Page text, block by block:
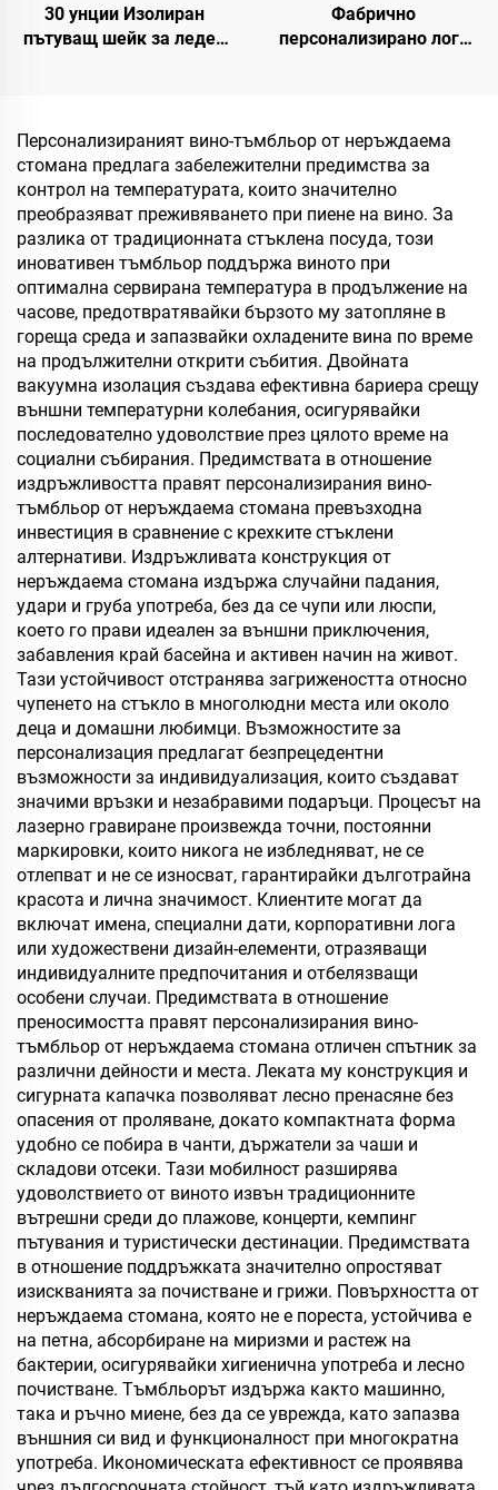
30 унции Изолиран
пътуващ шейк за леден
стоманена бутилка за
вода, тъмблър с дръжка
и слама
Фабрично
персонализирано лого
капак 20oz неръждаема
стомана термоси чаша
Персонализираният вино-тъмбльор от неръждаема
стомана предлага забележителни предимства за
контрол на температурата, които значително
преобразяват преживяването при пиене на вино. За
разлика от традиционната стъклена посуда, този
иновативен тъмбльор поддържа виното при
оптимална сервирана температура в продължение на
часове, предотвратявайки бързото му затопляне в
гореща среда и запазвайки охладените вина по време
на продължителни открити събития. Двойната
вакуумна изолация създава ефективна бариера срещу
външни температурни колебания, осигурявайки
последователно удоволствие през цялото време на
социални събирания. Предимствата в отношение
издръжливостта правят персонализирания вино-
тъмбльор от неръждаема стомана превъзходна
инвестиция в сравнение с крехките стъклени
алтернативи. Издръжливата конструкция от
неръждаема стомана издържа случайни падания,
удари и груба употреба, без да се чупи или люспи,
което го прави идеален за външни приключения,
забавления край басейна и активен начин на живот.
Тази устойчивост отстранява загрижеността относно
чупенето на стъкло в многолюдни места или около
деца и домашни любимци. Възможностите за
персонализация предлагат безпрецедентни
възможности за индивидуализация, които създават
значими връзки и незабравими подаръци. Процесът на
лазерно гравиране произвежда точни, постоянни
маркировки, които никога не избледняват, не се
отлепват и не се износват, гарантирайки дълготрайна
красота и лична значимост. Клиентите могат да
включат имена, специални дати, корпоративни лога
или художествени дизайн-елементи, отразяващи
индивидуалните предпочитания и отбелязващи
особени случаи. Предимствата в отношение
преносимостта правят персонализирания вино-
тъмбльор от неръждаема стомана отличен спътник за
различни дейности и места. Леката му конструкция и
сигурната капачка позволяват лесно пренасяне без
опасения от проляване, докато компактната форма
удобно се побира в чанти, държатели за чаши и
складови отсеки. Тази мобилност разширява
удоволствието от виното извън традиционните
вътрешни среди до плажове, концерти, кемпинг
пътувания и туристически дестинации. Предимствата
в отношение поддръжката значително опростяват
изискванията за почистване и грижи. Повърхността от
неръждаема стомана, която не е пореста, устойчива е
на петна, абсорбиране на миризми и растеж на
бактерии, осигурявайки хигиенична употреба и лесно
почистване. Тъмбльорът издържа както машинно,
така и ръчно миене, без да се уврежда, като запазва
външния си вид и функционалност при многократна
употреба. Икономическата ефективност се проявява